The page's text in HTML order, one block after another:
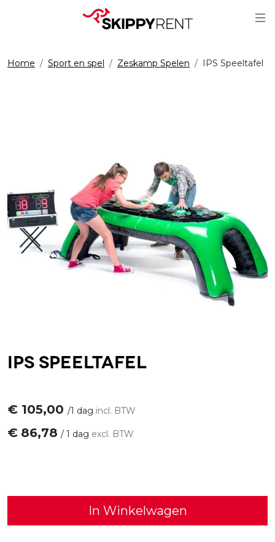
Home Sport en spel Zeskamp Spelen IPS Speeltafel
IPS Speeltafel
€ 105,00 /1 dag incl. BTW
€ 86,78 / 1 dag excl. BTW
In Winkelwagen